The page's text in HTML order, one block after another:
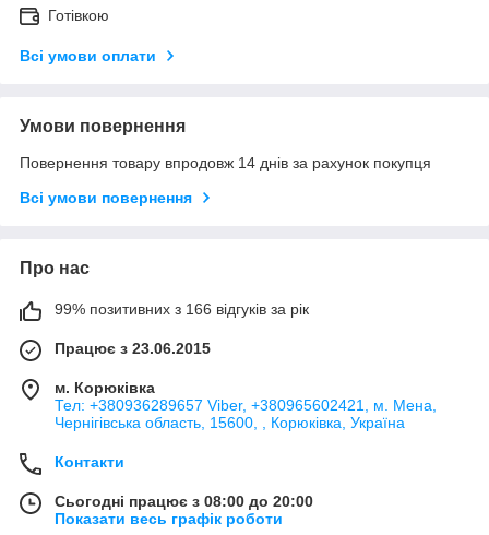
Готівкою
Всі умови оплати
Умови повернення
Повернення товару впродовж 14 днів за рахунок покупця
Всі умови повернення
Про нас
99% позитивних з 166 відгуків за рік
Працює з 23.06.2015
м. Корюківка
Тел: +380936289657 Viber, +380965602421, м. Мена,
Чернігівська область, 15600, , Корюківка, Україна
Контакти
Сьогодні працює з 08:00 до 20:00
Показати весь графік роботи